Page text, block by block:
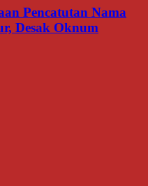
Pencatutan Nama
Desak Oknum